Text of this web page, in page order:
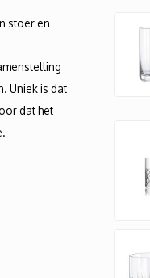
stoer en
Uniek is dat
dat het